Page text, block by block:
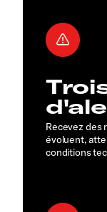
Recevez des
évoluent,
conditions